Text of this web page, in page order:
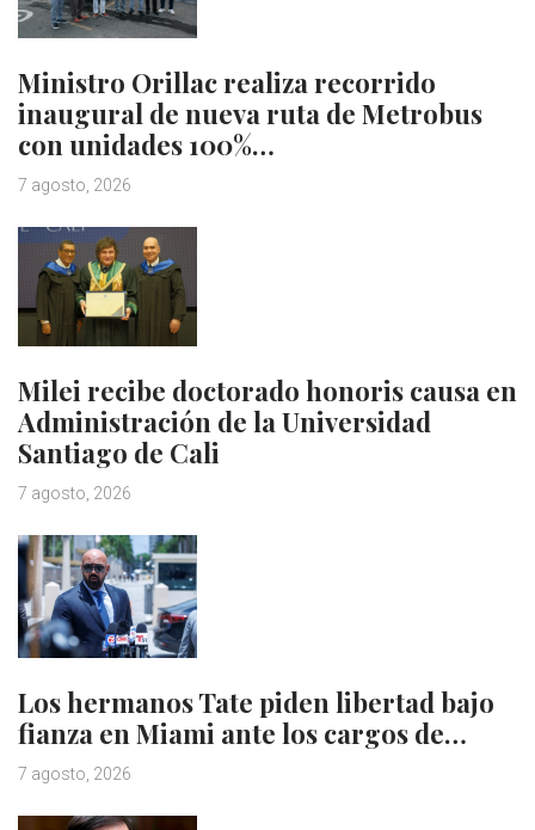
Ministro Orillac realiza recorrido
inaugural de nueva ruta de Metrobus
con unidades 100%…
7 agosto, 2026
Milei recibe doctorado honoris causa en
Administración de la Universidad
Santiago de Cali
7 agosto, 2026
Los hermanos Tate piden libertad bajo
fianza en Miami ante los cargos de…
7 agosto, 2026